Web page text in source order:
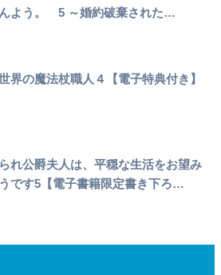
よう。 5 ～婚約破棄された…
界の魔法杖職人４【電子特典付き】
れ公爵夫人は、平穏な生活をお望み
です5【電子書籍限定書き下ろ…